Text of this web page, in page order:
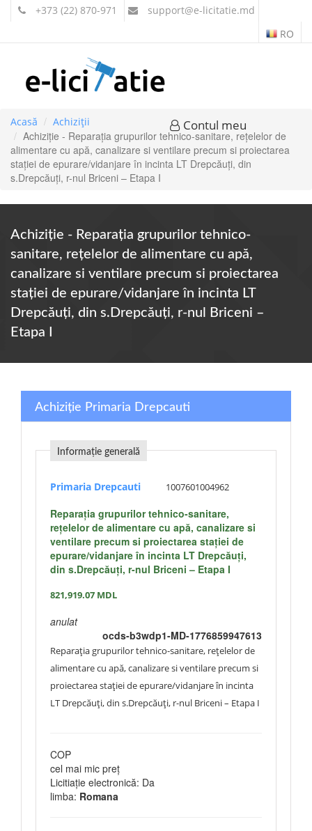
+373 (22) 870-971 support@e-licitatie.md
RO
Contul meu
Acasă Achiziții
Achiziție - Reparația grupurilor tehnico-sanitare, rețelelor de
alimentare cu apă, canalizare si ventilare precum si proiectarea
stației de epurare/vidanjare în incinta LT Drepcăuți, din
s.Drepcăuți, r-nul Briceni – Etapa I
Achiziție - Reparația grupurilor tehnico-
sanitare, rețelelor de alimentare cu apă,
canalizare si ventilare precum si proiectarea
stației de epurare/vidanjare în incinta LT
Drepcăuți, din s.Drepcăuți, r-nul Briceni –
Etapa I
Achiziție Primaria Drepcauti
Informație generală
Primaria Drepcauti 1007601004962
Reparația grupurilor tehnico-sanitare,
rețelelor de alimentare cu apă, canalizare si
ventilare precum si proiectarea stației de
epurare/vidanjare în incinta LT Drepcăuți,
din s.Drepcăuți, r-nul Briceni – Etapa I
821,919.07 MDL
anulat
ocds-b3wdp1-MD-1776859947613
Reparația grupurilor tehnico-sanitare, rețelelor de
alimentare cu apă, canalizare si ventilare precum si
proiectarea stației de epurare/vidanjare în incinta
LT Drepcăuți, din s.Drepcăuți, r-nul Briceni – Etapa I
COP
cel mai mic preț
Licitiație electronică: Da
limba: Romana